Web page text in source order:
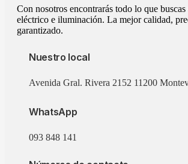
Con nosotros encontrarás todo lo que buscas
eléctrico e iluminación. La mejor calidad,
garantizado.
Nuestro local
Avenida Gral. Rivera 2152 11200
WhatsApp
093 848 141